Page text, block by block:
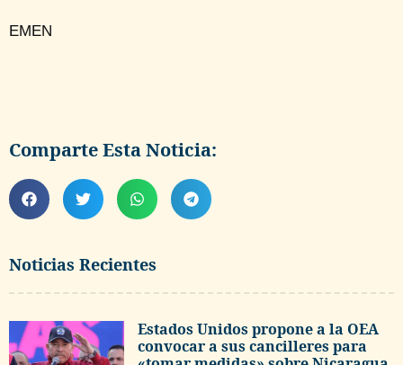
Noticias Recientes
Estados Unidos propone a la OEA
convocar a sus cancilleres para
EMEN
Comparte Esta Noticia: